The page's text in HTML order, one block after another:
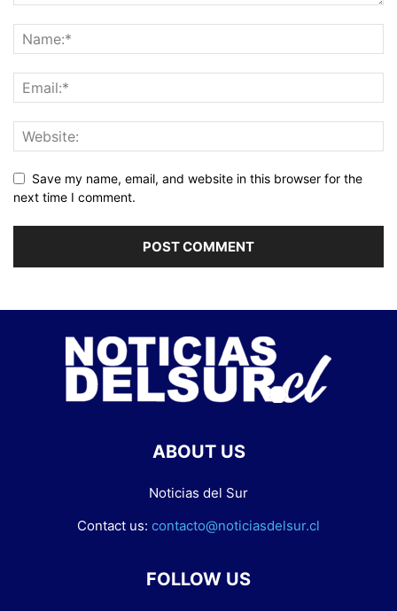
Save my name, email, and website in this browser for the
next time I comment.
ABOUT US
Noticias del Sur
Contact us: contacto@noticiasdelsur.cl
FOLLOW US